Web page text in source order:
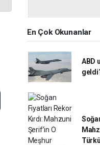
En Çok Okunanlar
ABD